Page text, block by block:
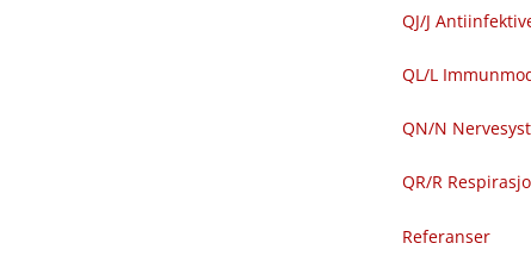
QJ​/​J
QL​/​L
QN​/​N
QR​/​R
Referanser